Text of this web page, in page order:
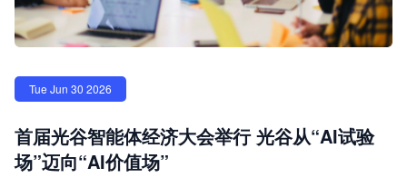
Tue Jun 30 2026
首届光谷智能体经济大会举行 光谷从“AI试验
场”迈向“AI价值场”